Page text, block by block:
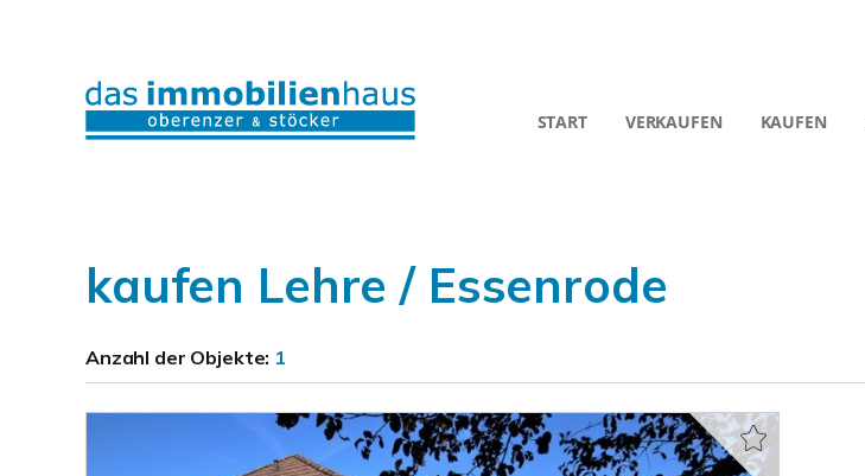
START VERKAUFEN KAUFEN
kaufen Lehre / Essenrode
Anzahl der Objekte: 1